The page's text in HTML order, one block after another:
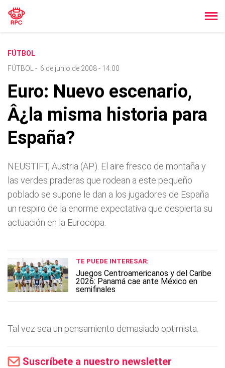
FÚTBOL
FÚTBOL
- 6 de junio de 2008 - 14:00
Euro: Nuevo escenario,
Â¿la misma historia para
España?
NEUSTIFT, Austria (AP). El aire fresco de montaña y
las verdes praderas que rodean a este pequeño
poblado se supone le dan a los jugadores de España
un respiro de la enorme expectativa que despierta su
actuación en la Eurocopa.
TE PUEDE INTERESAR:
Juegos Centroamericanos y del Caribe
2026: Panamá cae ante México en
semifinales
Tal vez sea un pensamiento demasiado optimista.
Suscríbete a nuestro newsletter